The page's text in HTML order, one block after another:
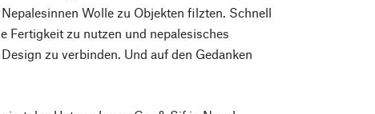
Wolle zu Objekten filzten. Schnell
Fertigkeit zu nutzen und nepalesisches
zu verbinden. Und auf den Gedanken